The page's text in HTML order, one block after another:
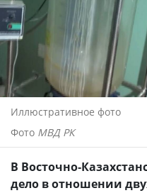
Иллюстративное фото
Фото МВД РК
В Восточно-
дело в отношении